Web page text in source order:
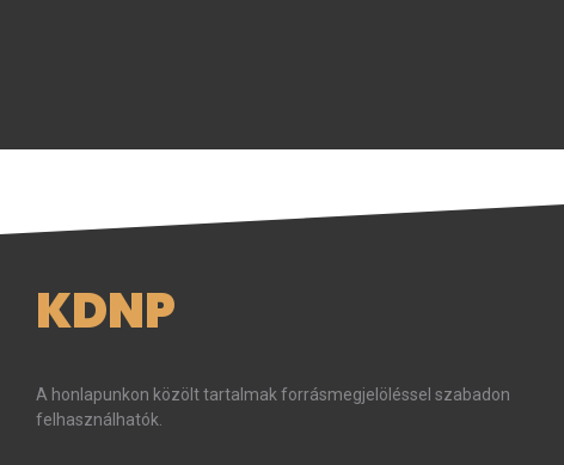
KDNP
A honlapunkon közölt tartalmak forrásmegjelöléssel szabadon
felhasználhatók.